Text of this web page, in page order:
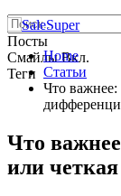
Посты
Смайлы Вкл.
Теги
Home
Статьи
Что важнее:
Что
или